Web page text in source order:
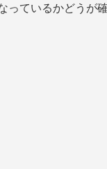
っているかどうが